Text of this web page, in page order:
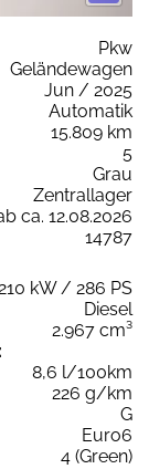
Pkw
Geländewagen
Jun / 2025
Automatik
15.809 km
5
Grau
Zentrallager
ca. 12.08.2026
14787
kW / 286 PS
Diesel
2.967 cm³
8,6 l/100km
226 g/km
G
Euro6
4 (Green)